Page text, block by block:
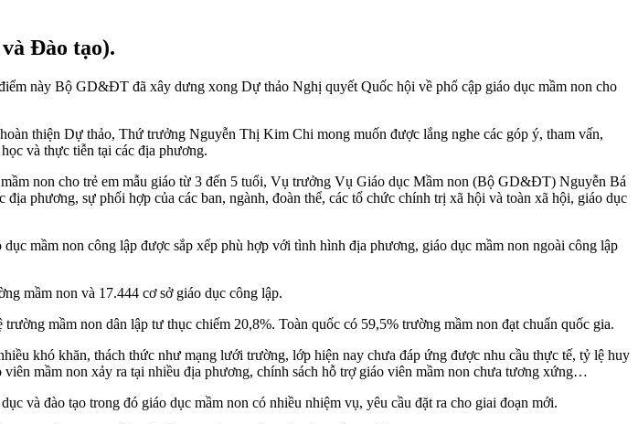
Đào tạo).
này Bộ GD&ĐT đã xây dưng xong Dự thảo Nghị quyết Quốc hội về phổ cập giáo dục mầm non cho
thiện Dự thảo, Thứ trưởng Nguyễn Thị Kim Chi mong muốn được lắng nghe các góp ý, tham vấn,
và thực tiễn tại các địa phương.
non cho trẻ em mẫu giáo từ 3 đến 5 tuổi, Vụ trưởng Vụ Giáo dục Mầm non (Bộ GD&ĐT) Nguyễn Bá
phương, sự phối hợp của các ban, ngành, đoàn thể, các tổ chức chính trị xã hội và toàn xã hội, giáo dục
mầm non công lập được sắp xếp phù hợp với tình hình địa phương, giáo dục mầm non ngoài công lập
mầm non và 17.444 cơ sở giáo dục công lập.
mầm non dân lập tư thục chiếm 20,8%. Toàn quốc có 59,5% trường mầm non đạt chuẩn quốc gia.
khó khăn, thách thức như mạng lưới trường, lớp hiện nay chưa đáp ứng được nhu cầu thực tế, tỷ lệ huy
mầm non xảy ra tại nhiều địa phương, chính sách hỗ trợ giáo viên mầm non chưa tương xứng…
và đào tạo trong đó giáo dục mầm non có nhiều nhiệm vụ, yêu cầu đặt ra cho giai đoạn mới.